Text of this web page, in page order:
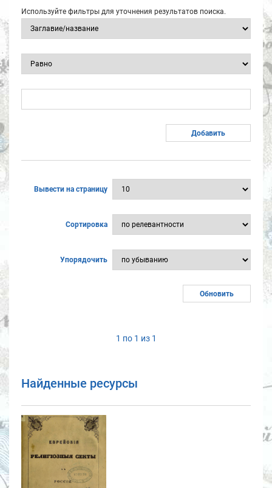
Используйте фильтры для уточнения результатов поиска.
Вывести на страницу
Сортировка
Упорядочить
1 по 1 из 1
Найденные ресурсы